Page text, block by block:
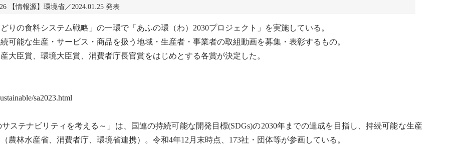
【情報源】環境省／2024.01.25 発表
りの食料システム戦略」の一環で「あふの環（わ）2030プロジェクト」を実施している。
可能な生産・サービス・商品を扱う地域・生産者・事業者の取組動画を募集・表彰するもの。
大臣賞、環境大臣賞、消費者庁長官賞をはじめとする各賞が決定した。
sa2023.html
ステナビリティを考える～」は、国連の持続可能な開発目標(SDGs)の2030年までの達成を目指し、持続可能な生産
農林水産省、消費者庁、環境省連携）。令和4年12月末時点、173社・団体等が参画している。